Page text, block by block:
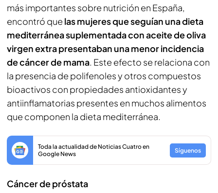
más importantes sobre nutrición en España,
encontró que las mujeres que seguían una dieta
mediterránea suplementada con aceite de oliva
virgen extra presentaban una menor incidencia
de cáncer de mama. Este efecto se relaciona con
la presencia de polifenoles y otros compuestos
bioactivos con propiedades antioxidantes y
antiinflamatorias presentes en muchos alimentos
que componen la dieta mediterránea.
Toda la actualidad de Noticias Cuatro en
Google News
Síguenos
Cáncer de próstata